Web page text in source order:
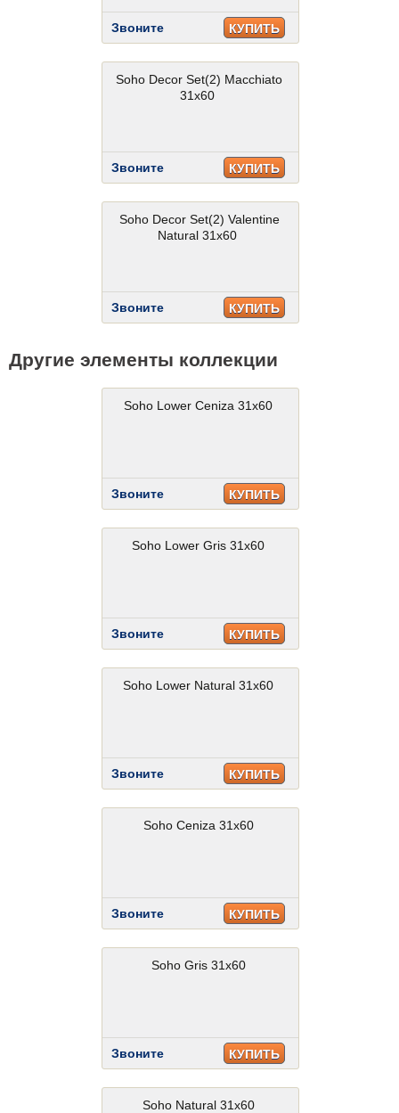
Звоните КУПИТЬ
Soho Decor Set(2) Macchiato
31x60
Звоните КУПИТЬ
Soho Decor Set(2) Valentine
Natural 31x60
Звоните КУПИТЬ
Другие элементы коллекции
Soho Lower Ceniza 31x60
Звоните КУПИТЬ
Soho Lower Gris 31x60
Звоните КУПИТЬ
Soho Lower Natural 31x60
Звоните КУПИТЬ
Soho Ceniza 31x60
Звоните КУПИТЬ
Soho Gris 31x60
Звоните КУПИТЬ
Soho Natural 31x60